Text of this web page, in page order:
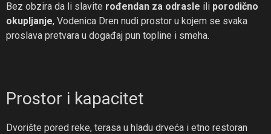
Bez obzira da li slavite rođendan za odrasle ili porodično
okupljanje, Vodenica Dren nudi prostor u kojem se svaka
proslava pretvara u događaj pun topline i smeha.
Prostor i kapacitet
Dvorište pored reke, terasa u hladu drveća i etno restoran